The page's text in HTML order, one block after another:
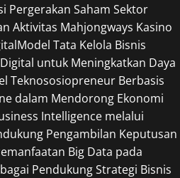
Pergerakan Saham Sektor
Aktivitas Mahjongways Kasino
Model Tata Kelola Bisnis
untuk Meningkatkan Daya
Teknososiopreneur Berbasis
dalam Mendorong Ekonomi
Intelligence melalui
Pengambilan Keputusan
Big Data pada
Pendukung Strategi Bisnis